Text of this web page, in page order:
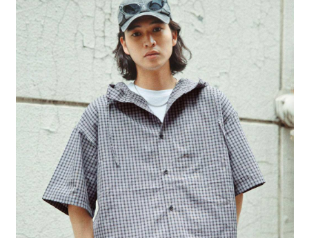
1.分期款項不併入電信帳單，「大哥付你分期」於每月結算日後寄送繳費提
醒簡訊。
2.透過簡訊連結打開帳單後，可選擇「超商條碼／台灣大直營門市／銀行轉
帳／街口支付／iPASS MONEY」等通路繳費。
【注意事項】
1.本服務係由「台灣大哥大股份有限公司」（以下簡稱本公司）所提供，讓
用戶於交易時，得透過本服務購買商品或服務，並由商店將買賣／分期付款
買賣價金債權讓與本公司後，依約使用本公司帳單繳交帳款。
2.基於同意付款使用「大哥付你分期」之契約關係目的，商店將以您的個人
資料（包含姓名、電話或地址）提供予台灣大哥大進項蒐集、處理及利用，
由本公司與您本人進行分期帳單所需資料之確認、核對及更正。
3.完整用戶服務條款，請詳閱以下連結：https://oppay.tw/userRule
【「AFTEE先享後付」結帳流程】
１．於結帳方式選擇「AFTEE先享後付」後，將跳轉至「AFTEE先享後付」
結帳頁面，進行簡訊認證並確認金額後，即可完成結帳。
２．訂單成立數日內，您將收到繳費通知簡訊。
３．收到繳費通知簡訊後14天內，點擊此簡訊中的連結，可透過四大超商／
ATM／網路銀行／等多元方式進行付款，方視為交易完成。
※ 請注意：結帳手續完成當下不需立刻繳費，但若您需要取消訂單，請聯絡
購買商品的店家。未經商家同意取消之訂單仍視為有效，需透過AFTEE先享
後付繳納相關費用。
※ 交易是否成功請以「AFTEE先享後付 」之結帳頁面顯示為準，若有關於
是否繳費成功／繳費後需取消欲退款等相關疑問，請聯繫「AFTEE先享後付
客戶支援中心」https://netprotections.freshdesk.com/support/home
【注意事項】
１．透過由恩沛科技股份有限公司提供之「AFTEE先享後付」服務完成之交
易，需依本服務之必要範圍內提供個人資料，並將交易相關給付款項請求債
權轉讓予恩沛科技股份有限公司。
２．關於個人資料處理事宜，請瀏覽以下網址：https://aftee.tw/terms/#terms3
３．未成年的使用者請事先徵得法定代理人或監護人之同意方可使用
付款後 全家取貨
每筆NT$80，滿NT$888(含以上)免運費
7-11 取貨付款
每筆NT$80，滿NT$1,500(含以上)免運費
付款後 7-11取貨
每筆NT$80，滿NT$1,500(含以上)免運費
每筆NT$80，滿NT$1,500(含以上)免運費